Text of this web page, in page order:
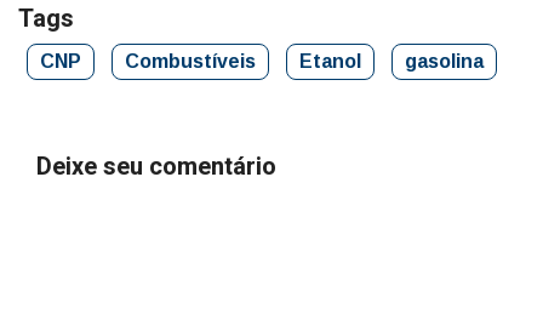
Tags
CNP Combustíveis Etanol gasolina
Deixe seu comentário